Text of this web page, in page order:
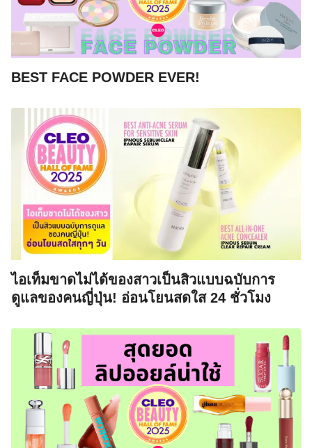
BEST FACE POWDER EVER!
ไอเท็มขาดไม่ได้ของสาวเป็นสิวแบบฉบับการ
ดูแลของคนญี่ปุ่น! อ่อนโยนสดใส 24 ชั่วโมง